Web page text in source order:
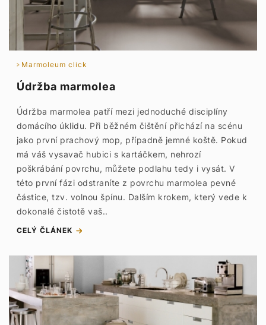
Marmoleum click
Údržba marmolea
Údržba marmolea patří mezi jednoduché disciplíny
domácího úklidu. Při běžném čištění přichází na scénu
jako první prachový mop, případně jemné koště. Pokud
má váš vysavač hubici s kartáčkem, nehrozí
poškrábání povrchu, můžete podlahu tedy i vysát. V
této první fázi odstraníte z povrchu marmolea pevné
částice, tzv. volnou špínu. Dalším krokem, který vede k
dokonalé čistotě vaš..
CELÝ ČLÁNEK